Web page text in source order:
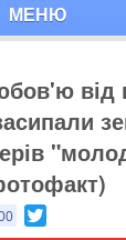
МЕНЮ
від